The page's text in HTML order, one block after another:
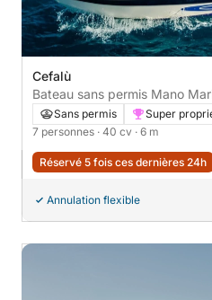
Cefalù
Sans permis
Super
7 personnes · 40 cv · 6 m
Réservé 5 fois ces dernières 24h
Annulation flexible